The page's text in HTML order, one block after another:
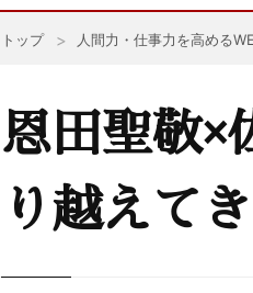
トップ 人間力・仕事力を高める
恩田聖敬×
り越えて